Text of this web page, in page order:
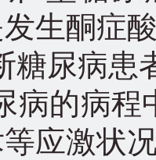
生酮症
尿病患者
的病程中
应激状